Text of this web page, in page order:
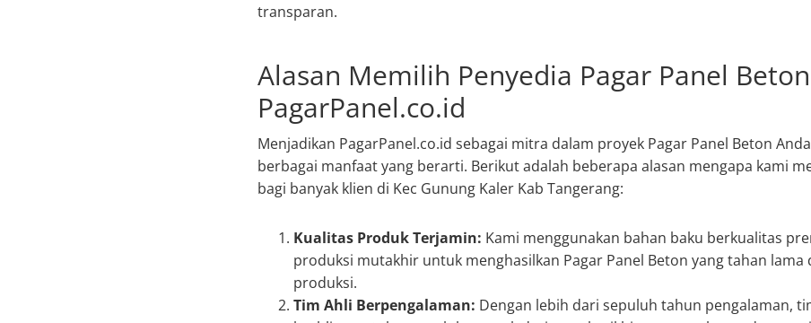
transparan.
Alasan Memilih Penyedia Pagar Panel
PagarPanel.co.id
Menjadikan PagarPanel.co.id sebagai mitra dalam proyek Pagar Panel Beton
berbagai manfaat yang berarti. Berikut adalah beberapa alasan mengapa kami
bagi banyak klien di Kec Gunung Kaler Kab Tangerang:
Kualitas Produk Terjamin: Kami menggunakan bahan baku berkualitas
produksi mutakhir untuk menghasilkan Pagar Panel Beton yang tahan lama
produksi.
Tim Ahli Berpengalaman: Dengan lebih dari sepuluh tahun pengalaman,